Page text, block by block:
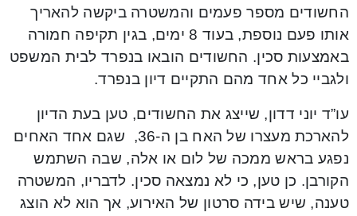
החשודים מספר פעמים והמשטרה ביקשה להאריך
אותו פעם נוספת, בעוד 8 ימים, בגין תקיפה חמורה
באמצעות סכין. החשודים הובאו בנפרד לבית המשפט
ולגביי כל אחד מהם התקיים דיון בנפרד.
עו”ד יוני דדון, שייצג את החשודים, טען בעת הדיון
להארכת מעצרו של האח בן ה-36, שגם אחד האחים
נפגע בראש ממכה של לום או אלה, שבה השתמש
הקורבן. כן טען, כי לא נמצאה סכין. לדבריו, המשטרה
טענה, שיש בידה סרטון של האירוע, אך הוא לא הוצג